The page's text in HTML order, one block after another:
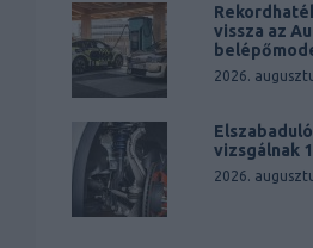
vissza az
2026.
vizsgálnak
2026.